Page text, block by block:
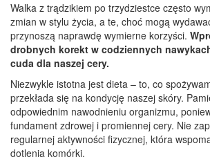
Walka z trądzikiem po trzydziestce często
zmian w stylu życia, a te, choć mogą
przynoszą naprawdę wymierne korzyści.
drobnych korekt w codziennych
cuda dla naszej cery.
Niezwykle istotna jest dieta – to, co
przekłada się na kondycję naszej skóry.
odpowiednim nawodnieniu organizmu,
fundament zdrowej i promiennej cery. Nie
regularnej aktywności fizycznej, która
dotlenia komórki.